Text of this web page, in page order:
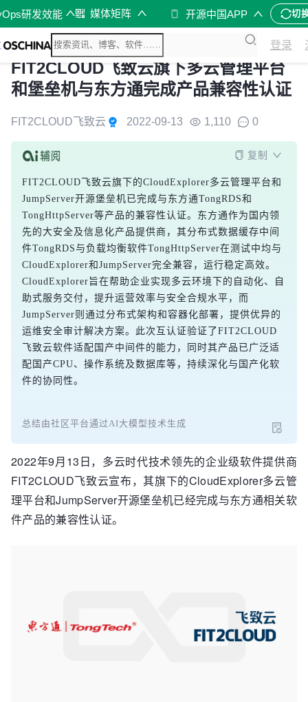
研发效能 媒体矩阵 开源中国APP 切
登录
FIT2CLOUD飞致云旗下多云管理平台
和堡垒机与东方通完成产品兼容性认证
FIT2CLOUD飞致云 2022-09-13 1,110 0
复制
FIT2CLOUD飞致云旗下的CloudExplorer多云管理平台和
JumpServer开源堡垒机已完成与东方通TongRDS和
TongHttpServer等产品的兼容性认证。东方通作为国内领
先的大安全及信息化产品提供商，其分布式数据缓存中间
件TongRDS与负载均衡软件TongHttpServer在测试中均与
CloudExplorer和JumpServer完全兼容，运行稳定高效。
CloudExplorer旨在帮助企业实现多云环境下的自动化、自
助式服务交付，提升运营效率与安全合规水平，而
JumpServer则通过分布式架构和容器化部署，提供优异的
运维安全审计解决方案。此次互认证验证了FIT2CLOUD
飞致云软件适配国产中间件的能力，同时其产品已广泛适
配国产CPU、操作系统及数据库等，持续深化与国产化软
件的协同性。
总结由社区平台通过AI大模型技术生成
2022年9月13日，多云时代技术领先的企业级软件提供商
FIT2CLOUD飞致云宣布，其旗下的CloudExplorer多云管
理平台和JumpServer开源堡垒机已经完成与东方通相关软
件产品的兼容性认证。